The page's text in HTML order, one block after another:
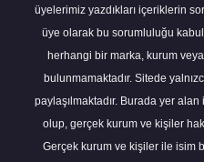
üyelerimiz yazdıkları içeriklerin
üye olarak bu sorumluluğu kabul
herhangi bir marka, kurum
bulunmamaktadır. Sitede
paylaşılmaktadır. Burada yer
olup, gerçek kurum ve kişiler
Gerçek kurum ve kişiler ile isim